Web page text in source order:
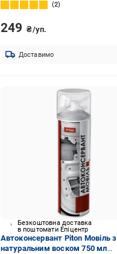
2
249 ₴/уп.
Доставимо
Безкоштовна доставка
в поштомати Епіцентр
Автоконсервант Piton Мовіль з
натуральним воском 750 мл